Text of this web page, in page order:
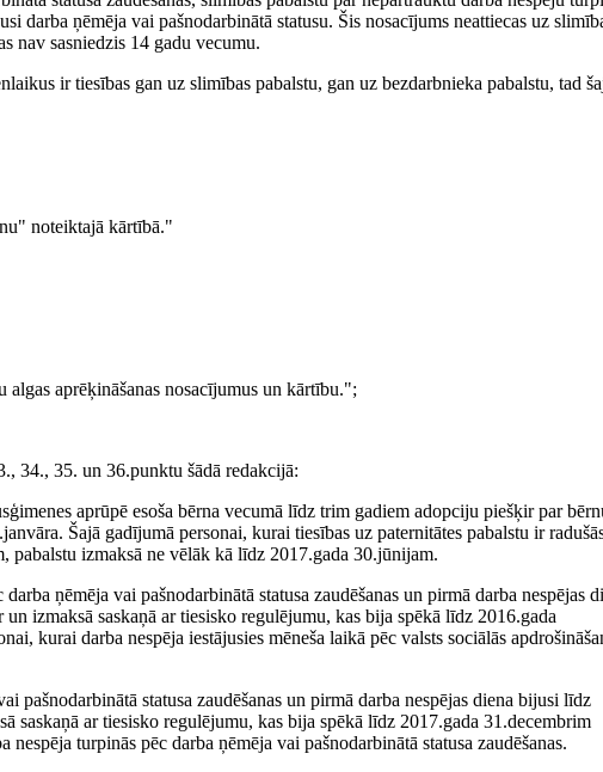
darba ņēmēja vai pašnodarbinātā statusu. Šis nosacījums neattiecas uz
nav sasniedzis 14 gadu vecumu.
ir tiesības gan uz slimības pabalstu, gan uz bezdarbnieka pabalstu, tad
noteiktajā kārtībā."
aprēķināšanas nosacījumus un kārtību.";
34., 35. un 36.punktu šādā redakcijā:
aprūpē esoša bērna vecumā līdz trim gadiem adopciju piešķir par
Šajā gadījumā personai, kurai tiesības uz paternitātes pabalstu ir
pabalstu izmaksā ne vēlāk kā līdz 2017.gada 30.jūnijam.
ņēmēja vai pašnodarbinātā statusa zaudēšanas un pirmā darba nespējas
izmaksā saskaņā ar tiesisko regulējumu, kas bija spēkā līdz 2016.gada
kurai darba nespēja iestājusies mēneša laikā pēc valsts sociālās
pašnodarbinātā statusa zaudēšanas un pirmā darba nespējas diena bijusi līdz
saskaņā ar tiesisko regulējumu, kas bija spēkā līdz 2017.gada 31.decembrim
turpinās pēc darba ņēmēja vai pašnodarbinātā statusa zaudēšanas.